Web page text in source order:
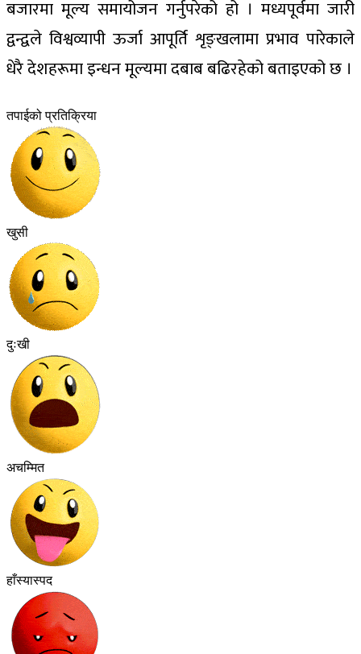
बजारमा मूल्य समायोजन गर्नुपरेको हो । मध्यपूर्वमा जारी
द्वन्द्वले विश्वव्यापी ऊर्जा आपूर्ति शृङ्खलामा प्रभाव पारेकाले
धेरै देशहरूमा इन्धन मूल्यमा दबाब बढिरहेको बताइएको छ ।
तपाईको प्रतिक्रिया
खुसी
दुःखी
अचम्मित
हाँस्यास्पद